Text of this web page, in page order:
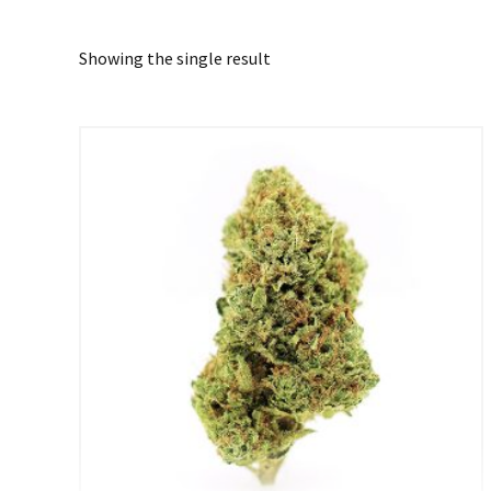
Showing the single result